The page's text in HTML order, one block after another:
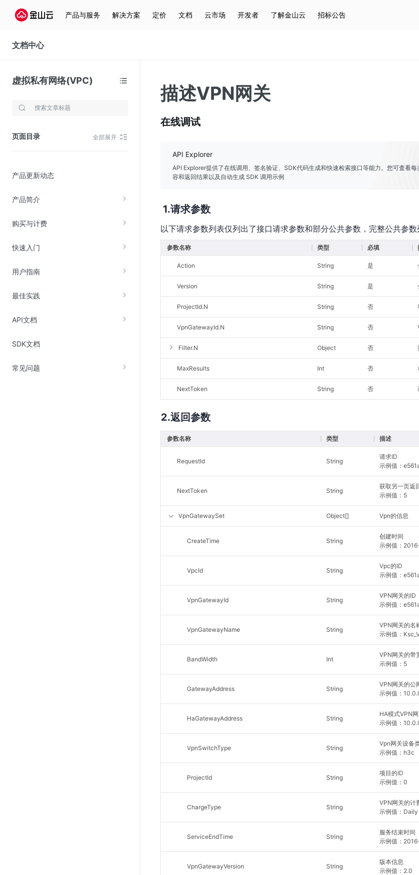
产品与服务 解决方案 定价 文档 云市场 开发者 了解金山云 招标公告
文档中心
虚拟私有网络(VPC)
页面目录 全部展开
产品更新动态
产品简介
购买与计费
快速入门
用户指南
最佳实践
API文档
SDK文档
常见问题
存储与云分发
云硬盘(EBS)
在线迁移服务
视频云服务
云直播(KLS)
边缘节点计算
金山云云防火墙
描述VPN网关
在线调试
API Explorer
API Explorer提供了在线调用、签名验证、SDK代码生成和快速检索接口等能力。您可査看每
容和返回结果以及自动生成 SDK 调用示例
请求参数
以下请求参数列表仅列出了接口请求参数和部分公共参数，完整公共参
参数名称 类型 必填
Action String 是
Version String 是
ProjectId.N String 否
VpnGatewayId.N String 否
Filter.N Object 否
MaxResults Int 否
NextToken String 否
返回参数
参数名称 类型 描述
RequestId String
请求ID
示例值：
NextToken String
获取另一页返
示例值：5
VpnGatewaySet Object[] Vpn的信息
CreateTime String
创建时间
示例值：
VpcId String
Vpc的ID
示例值：
VpnGatewayId String
VPN网关的ID
示例值：
VpnGatewayName String
VPN网关的名
示例值：
BandWidth Int
VPN网关的带
示例值：5
GatewayAddress String
VPN网关的公
示例值：
HaGatewayAddress String
HA模式VPN
示例值：
VpnSwitchType String
Vpn网关设备
示例值：h3c
ProjectId String
项目的ID
示例值：0
ChargeType String
VPN网关的计
示例值：Daily
ServiceEndTime String
服务结束时间
示例值：
VpnGatewayVersion String
版本信息
示例值：2.0